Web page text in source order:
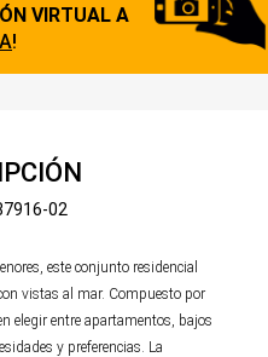
VIRTUAL A
!
02
este conjunto residencial
vistas al mar. Compuesto por
elegir entre apartamentos, bajos
y preferencias. La